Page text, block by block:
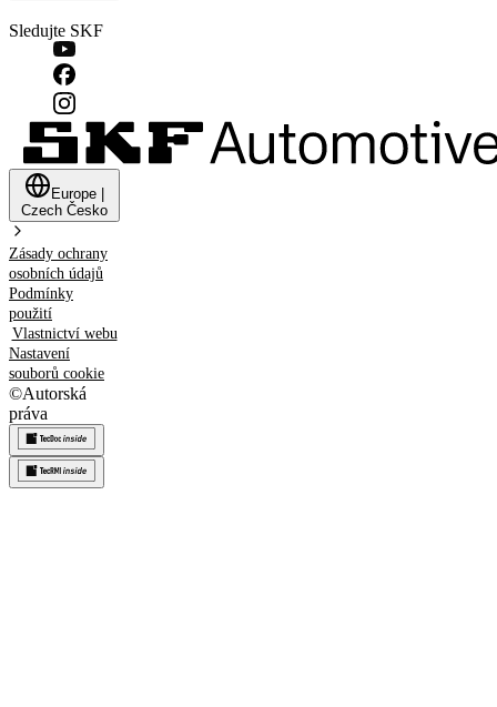
Sledujte SKF
Europe
Czech Česko
Zásady ochrany
osobních údajů
Podmínky
použití
Vlastnictví webu
Nastavení
souborů cookie
©Autorská
práva